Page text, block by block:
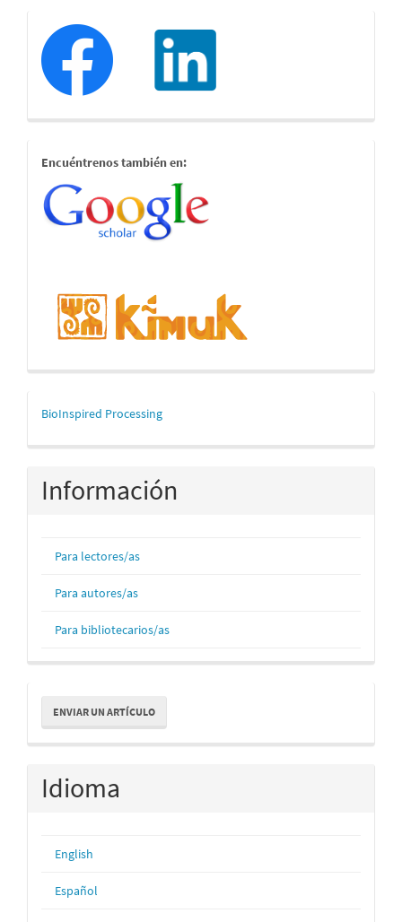
redessociales
estamostambien
Encuéntrenos también en:
mascerca
BioInspired Processing
Información
Para lectores/as
Para autores/as
Para bibliotecarios/as
Enviar
un
artículo
ENVIAR UN ARTÍCULO
Idioma
English
Español